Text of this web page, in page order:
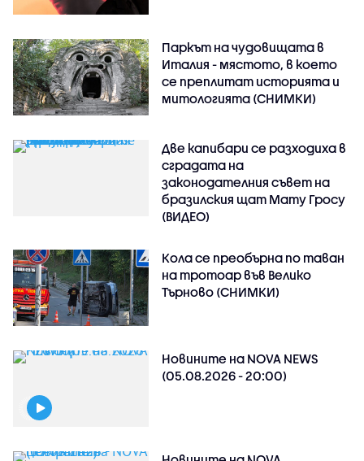
Паркът на чудовищата в
Италия - мястото, в което
се преплитат историята и
митологията (СНИМКИ)
Две капибари се разходиха в
сградата на
законодателния съвет на
бразилския щат Мату Гросу
(ВИДЕО)
Кола се преобърна по таван
на тротоар във Велико
Търново (СНИМКИ)
Новините на NOVA NEWS
(05.08.2026 - 20:00)